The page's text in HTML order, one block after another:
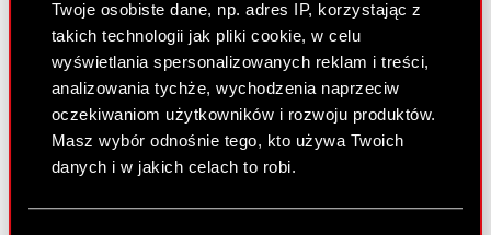
Twoje osobiste dane, np. adres IP, korzystając z
takich technologii jak pliki cookie, w celu
wyświetlania spersonalizowanych reklam i treści,
analizowania tychże, wychodzenia naprzeciw
oczekiwaniom użytkowników i rozwoju produktów.
Masz wybór odnośnie tego, kto używa Twoich
danych i w jakich celach to robi.
Raport bieżący nr 63/2008
19 czerwca 2008
PDF
Realizacja postanowień umowy
strategicznej w części korporacyjnej